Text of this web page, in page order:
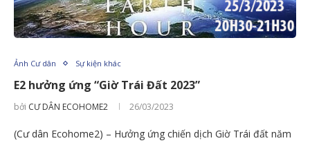
Ảnh Cư dân Sự kiện khác
E2 hưởng ứng “Giờ Trái Đất 2023”
bởi CƯ DÂN ECOHOME2 26/03/2023
(Cư dân Ecohome2) – Hưởng ứng chiến dịch Giờ Trái đất năm